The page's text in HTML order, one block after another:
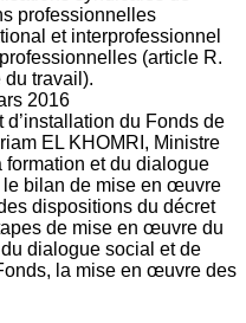
professionnelles
et interprofessionnel
(article R.
du travail).
2016
du Fonds de
EL KHOMRI, Ministre
formation et du dialogue
le bilan de mise en œuvre
dispositions du décret
de mise en œuvre du
dialogue social et de
la mise en œuvre des